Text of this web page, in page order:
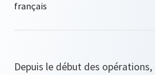
Depuis le début des